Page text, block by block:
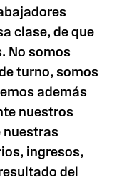
clase, de que
No somos
turno, somos
además
nuestros
nuestras
ingresos,
del